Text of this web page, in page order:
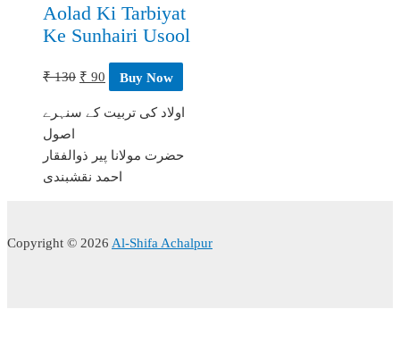
Aolad Ki Tarbiyat
Ke Sunhairi Usool
₹130 Original
was:
₹ 90 Current
is:
Buy Now
اولاد کی تربیت کے سنہرے
اصول
حضرت مولانا پیر ذوالفقار
احمد نقشبندی
Copyright © 2026 Al-Shifa Achalpur